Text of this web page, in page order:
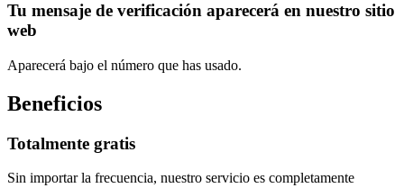
Tu mensaje de verificación aparecerá en nuestro sitio
web
Aparecerá bajo el número que has usado.
Beneficios
Totalmente gratis
Sin importar la frecuencia, nuestro servicio es completamente